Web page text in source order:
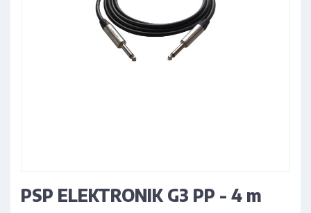
PSP ELEKTRONIK G3 PP - 4 m